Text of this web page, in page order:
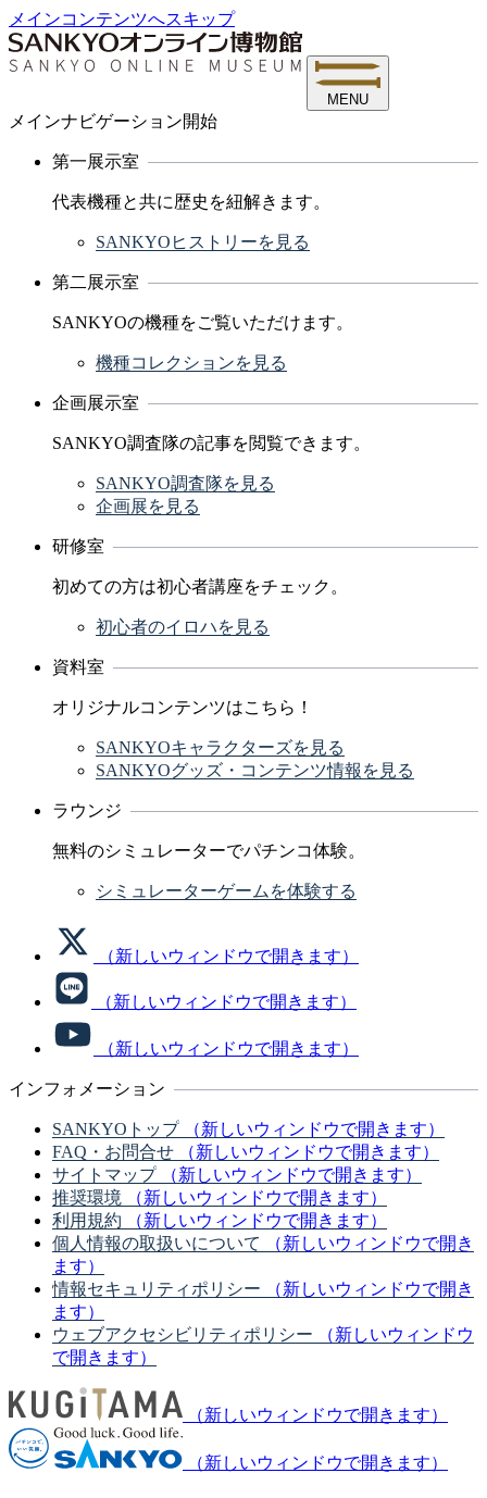
メインコンテンツへスキップ
MENU
メインナビゲーション開始
第一展示室
代表機種と共に歴史を紐解きます。
SANKYOヒストリーを見る
第二展示室
SANKYOの機種をご覧いただけます。
機種コレクションを見る
企画展示室
SANKYO調査隊の記事を閲覧できます。
SANKYO調査隊を見る
企画展を見る
研修室
初めての方は初心者講座をチェック。
初心者のイロハを見る
資料室
オリジナルコンテンツはこちら！
SANKYOキャラクターズを見る
SANKYOグッズ・コンテンツ情報を見る
ラウンジ
無料のシミュレーターでパチンコ体験。
シミュレーターゲームを体験する
（新しいウィンドウで開きます）
（新しいウィンドウで開きます）
（新しいウィンドウで開きます）
インフォメーション
SANKYOトップ
（新しいウィンドウで開きます）
FAQ・お問合せ
（新しいウィンドウで開きます）
サイトマップ
（新しいウィンドウで開きます）
推奨環境
（新しいウィンドウで開きます）
利用規約
（新しいウィンドウで開きます）
個人情報の取扱いについて
（新しいウィンドウで開き
ます）
情報セキュリティポリシー
（新しいウィンドウで開き
ます）
ウェブアクセシビリティポリシー
（新しいウィンドウ
で開きます）
（新しいウィンドウで開きます）
（新しいウィンドウで開きます）